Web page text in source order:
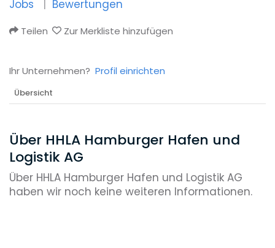
Jobs Bewertungen
Teilen Zur Merkliste hinzufügen
Ihr Unternehmen? Profil einrichten
Übersicht
Über HHLA Hamburger Hafen und
Logistik AG
Über HHLA Hamburger Hafen und Logistik AG
haben wir noch keine weiteren Informationen.